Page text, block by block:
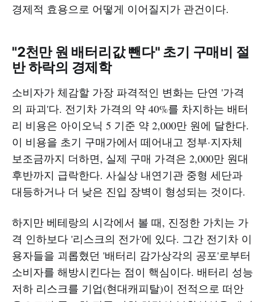
경제적 효용으로 어떻게 이어질지가 관건이다.
"2천만 원 배터리값 뺀다" 초기 구매비 절
반 하락의 경제학
소비자가 체감할 가장 파격적인 변화는 단연 '가격
의 파괴'다. 전기차 가격의 약 40%를 차지하는 배터
리 비용은 아이오닉 5 기준 약 2,000만 원에 달한다.
이 비용을 초기 구매가에서 떼어내고 정부·지자체
보조금까지 더하면, 실제 구매 가격은 2,000만 원대
후반까지 급락한다. 사실상 내연기관 중형 세단과
대등하거나 더 낮은 진입 장벽이 형성되는 것이다.
하지만 베테랑의 시각에서 볼 때, 진정한 가치는 가
격 인하보다 '리스크의 전가'에 있다. 그간 전기차 이
용자들을 괴롭혔던 '배터리 감가상각의 공포'로부터
소비자를 해방시킨다는 점이 핵심이다. 배터리 성능
저하 리스크를 기업(현대캐피탈)이 전적으로 떠안